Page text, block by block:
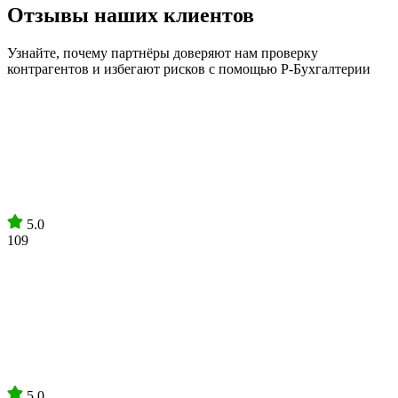
Отзывы наших клиентов
Узнайте, почему партнёры доверяют нам проверку
контрагентов и избегают рисков с помощью Р-Бухгалтерии
5.0
109